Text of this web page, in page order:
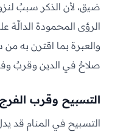
ضيق، لأن الذكر سببٌ
الرؤى المحمودة
والعبرة بما اقترن به
صلاحٌ في الدين وقربٌ
التسبيح وقرب الفرج
التسبيح في المنام قد